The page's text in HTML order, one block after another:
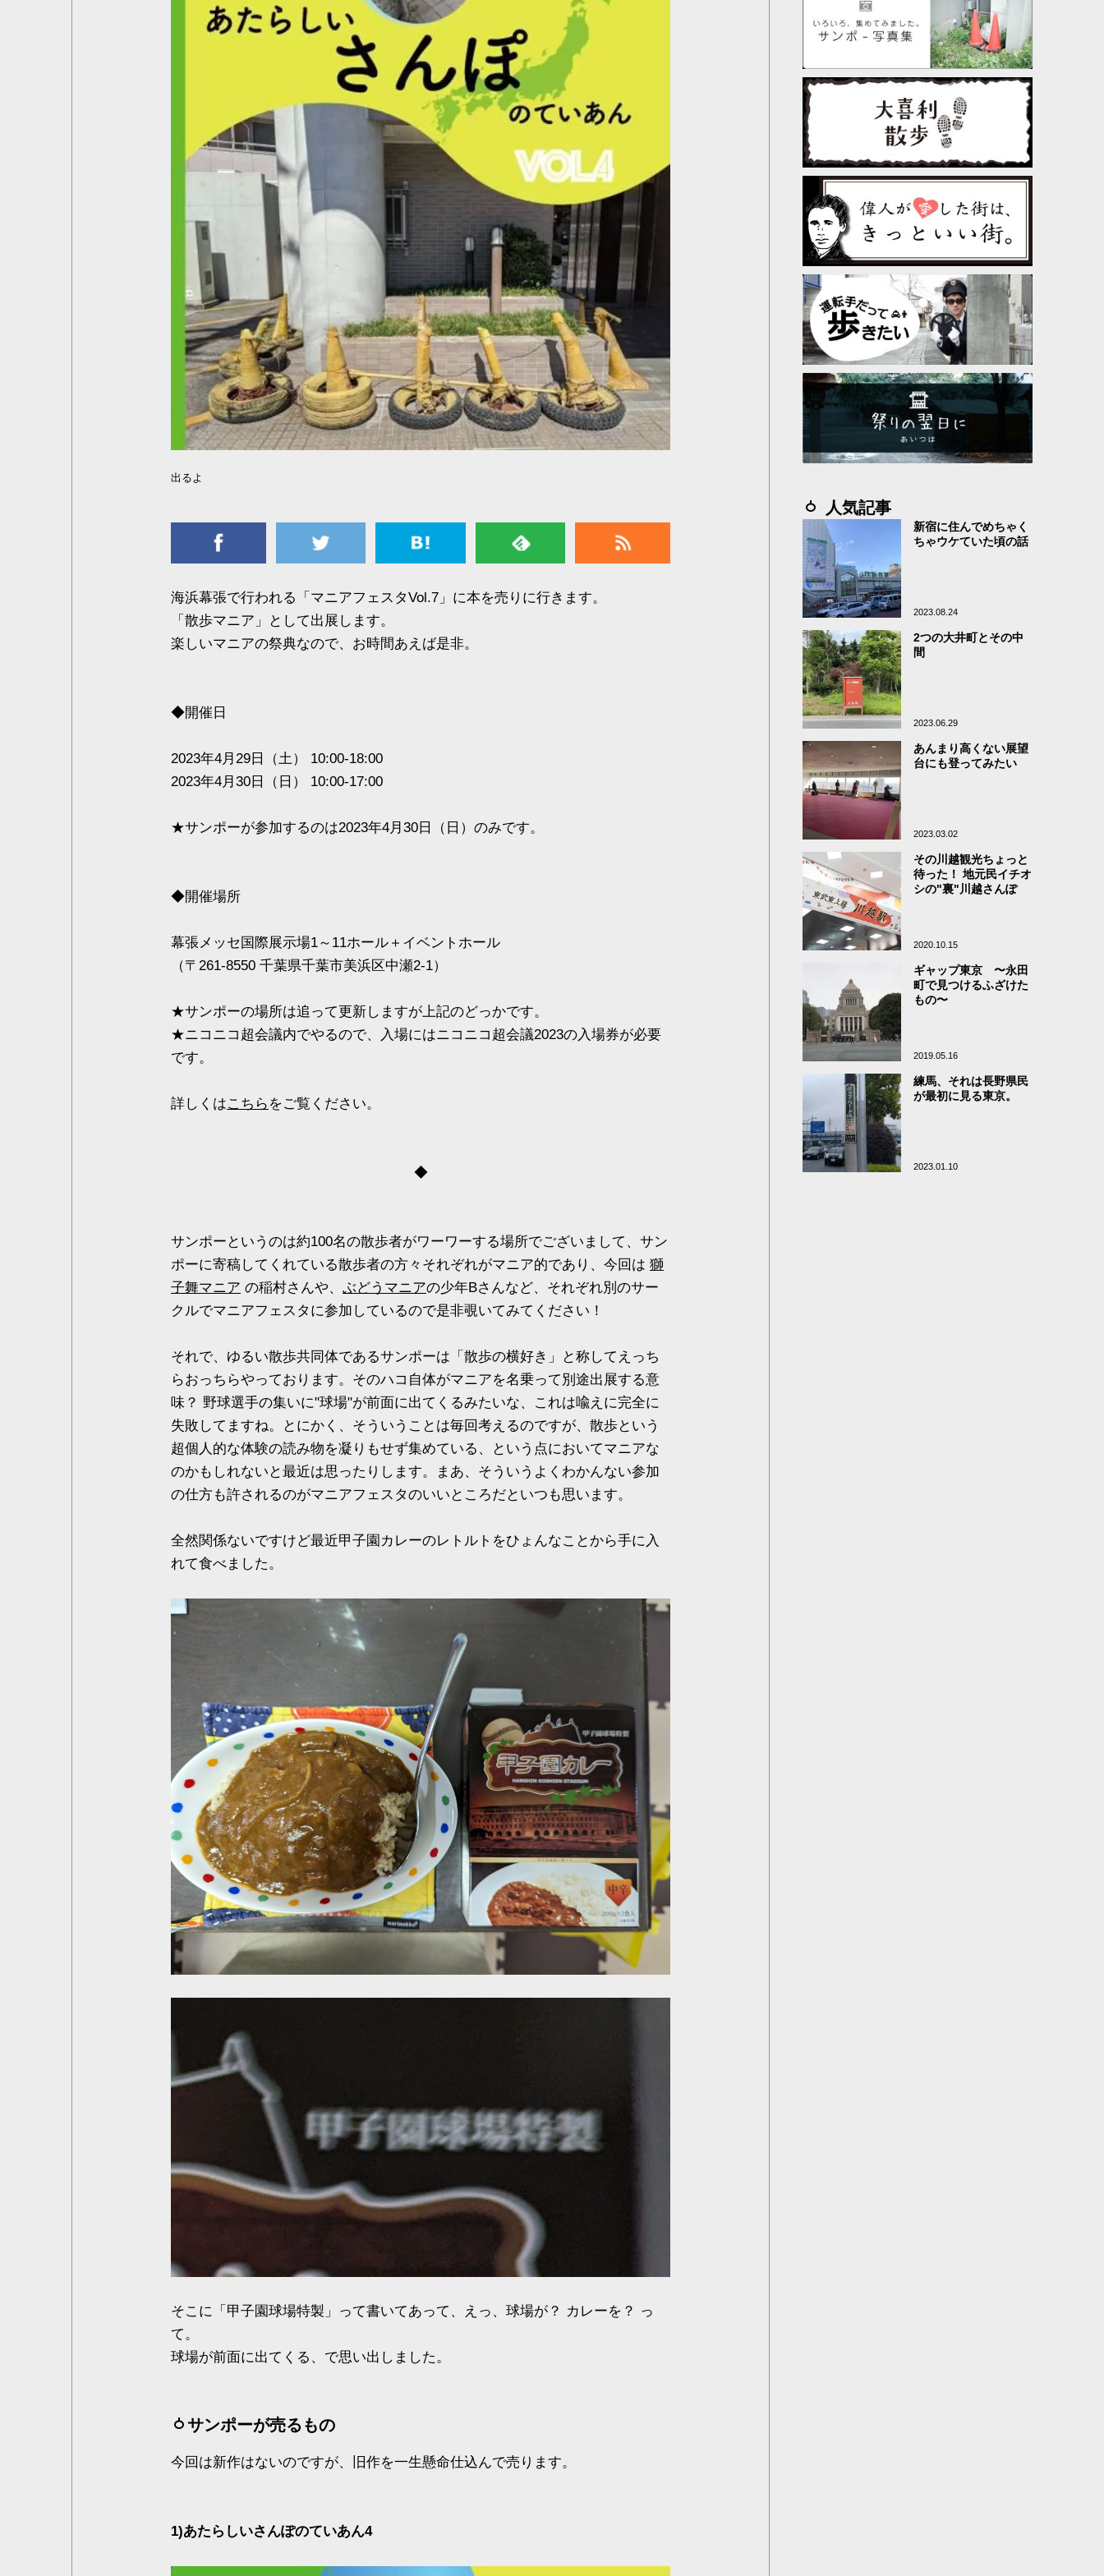
出るよ
海浜幕張で行われる「マニアフェスタVol.7」に本を売りに行きます。
「散歩マニア」として出展します。
楽しいマニアの祭典なので、お時間あえば是非。
◆開催日
2023年4月29日（土） 10:00-18:00
2023年4月30日（日） 10:00-17:00
★サンポーが参加するのは2023年4月30日（日）のみです。
◆開催場所
幕張メッセ国際展示場1～11ホール＋イベントホール
（〒261-8550 千葉県千葉市美浜区中瀬2-1）
★サンポーの場所は追って更新しますが上記のどっかです。
★ニコニコ超会議内でやるので、入場にはニコニコ超会議2023の入場券が必要
です。
詳しくはこちら をご覧ください。
◆
サンポーというのは約100名の散歩者がワーワーする場所でございまして、サン
ポーに寄稿してくれている散歩者の方々それぞれがマニア的であり、今回は 獅
子舞マニア の稲村さんや、 ぶどうマニアの少年Bさんなど、それぞれ別のサー
クルでマニアフェスタに参加しているので是非覗いてみてください！
それで、ゆるい散歩共同体であるサンポーは「散歩の横好き」と称してえっち
らおっちらやっております。そのハコ自体がマニアを名乗って別途出展する意
味？ 野球選手の集いに"球場"が前面に出てくるみたいな、これは喩えに完全に
失敗してますね。とにかく、そういうことは毎回考えるのですが、散歩という
超個人的な体験の読み物を凝りもせず集めている、という点においてマニアな
のかもしれないと最近は思ったりします。まあ、そういうよくわかんない参加
の仕方も許されるのがマニアフェスタのいいところだといつも思います。
全然関係ないですけど最近甲子園カレーのレトルトをひょんなことから手に入
れて食べました。
そこに「甲子園球場特製」って書いてあって、えっ、球場が？ カレーを？ っ
て。
球場が前面に出てくる、で思い出しました。
サンポーが売るもの
今回は新作はないのですが、旧作を一生懸命仕込んで売ります。
1)あたらしいさんぽのていあん4
人気記事
新宿に住んでめちゃく
ちゃウケていた頃の話
2023.08.24
2つの大井町とその中
間
2023.06.29
あんまり高くない展望
台にも登ってみたい
2023.03.02
その川越観光ちょっと
待った！ 地元民イチオ
シの"裏"川越さんぽ
2020.10.15
ギャップ東京 〜永田
町で見つけるふざけた
もの〜
2019.05.16
練馬、それは長野県民
が最初に見る東京。
2023.01.10